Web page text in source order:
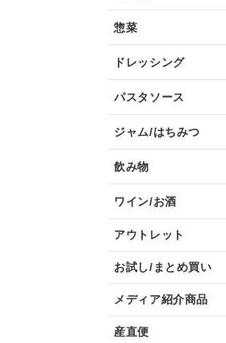
惣菜
ドレッシング
パスタソース
ジャム/はちみつ
飲み物
ワイン/お酒
アウトレット
お試し/まとめ買い
メディア紹介商品
産直便